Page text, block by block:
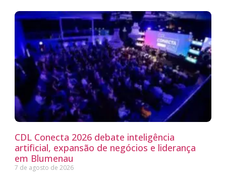
CDL Conecta 2026 debate inteligência
artificial, expansão de negócios e liderança
em Blumenau
7 de agosto de 2026